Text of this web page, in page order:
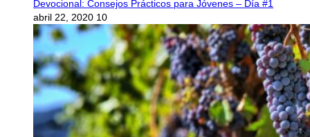
Devocional: Consejos Prácticos para Jóvenes – Día #1
abril 22, 2020 10